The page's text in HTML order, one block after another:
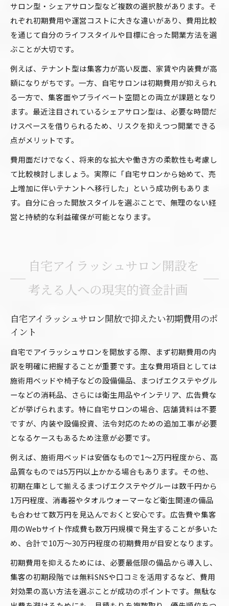
サロン型・シェアサロン型など複数の選択肢があります。そ
れぞれ初期費用や運営コストに大きな違いがあり、費用比較
を通じて自分のライフスタイルや目標に合った開業方法を選
ぶことが大切です。
例えば、テナント型は集客力が高い反面、家賃や内装費が高
額になりがちです。一方、自宅サロンは初期費用が抑えられ
る一方で、集客面やプライベート空間との両立が課題となり
ます。最近注目されているシェアサロン型は、必要な時間だ
けスペースを借りられるため、リスクを抑えつつ開業できる
点がメリットです。
費用面だけでなく、将来的な拡大や働き方の柔軟性も考慮し
て比較検討しましょう。実際に「自宅サロンから始めて、売
上増加に伴いテナントへ移行した」という成功例もありま
す。自分に合った開放スタイルを選ぶことで、無理のない経
営と持続的な利益確保が可能となります。
自宅アイラッシュサロン開設を
考える人への現実的資金計画
自宅アイラッシュサロン開放で抑えたい初期費用のポ
イント
自宅でアイラッシュサロンを開放する際、まず初期費用の内
訳を明確に把握することが重要です。主な費用項目としては
施術用ベッドや椅子などの設備備品、まつげエクステやグル
ーなどの消耗品、さらには衛生用品やインテリア、広告費な
どが挙げられます。特に自宅サロンの場合、店舗賃料は不要
ですが、内装や設備投資、法令対応のための追加工事が必要
となるケースもあるため注意が必要です。
例えば、施術用ベッドは安価なもので1〜2万円程度から、高
品質なものでは5万円以上かかる場合もあります。その他、
初期在庫として揃えるまつげエクステやグルーは数千円から
1万円程度、消毒器やタオルウォーマーなど衛生関連の備品
も合わせて数万円を見込んでおくと安心です。広告費や集客
用のWebサイト作成費も数万円規模で発生することが多いた
め、合計で10万〜30万円程度の初期費用が目安となります。
初期費用を抑えるためには、必要最低限の備品から導入し、
集客の初期段階では無料SNSや口コミを活用するなど、費用
対効果の高い方法を選ぶことが成功のポイントです。無駄な